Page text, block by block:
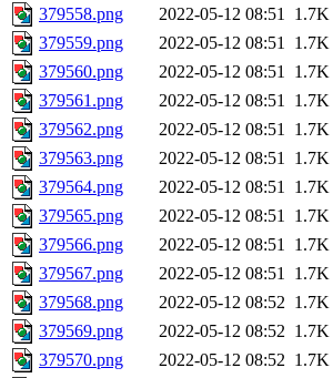
379558.png
2022-05-12 08:51 1.7K
379559.png
2022-05-12 08:51 1.7K
379560.png
2022-05-12 08:51 1.7K
379561.png
2022-05-12 08:51 1.7K
379562.png
2022-05-12 08:51 1.7K
379563.png
2022-05-12 08:51 1.7K
379564.png
2022-05-12 08:51 1.7K
379565.png
2022-05-12 08:51 1.7K
379566.png
2022-05-12 08:51 1.7K
379567.png
2022-05-12 08:51 1.7K
379568.png
2022-05-12 08:52 1.7K
379569.png
2022-05-12 08:52 1.7K
379570.png
2022-05-12 08:52 1.7K